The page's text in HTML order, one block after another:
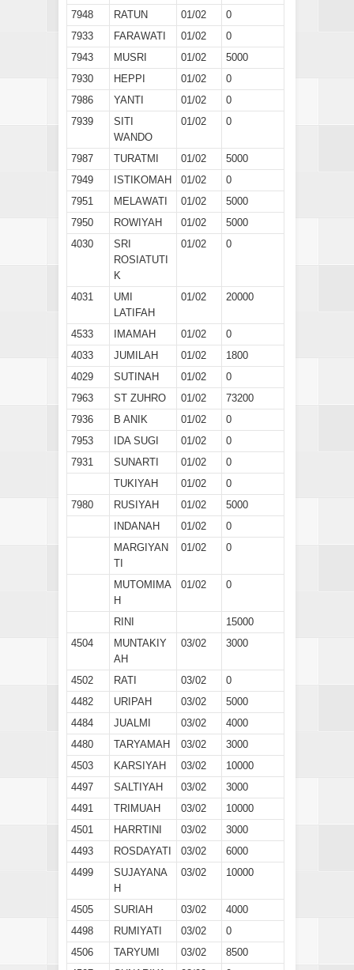
7948
RATUN 01/02
0
7933
FARAWATI 01/02
0
7943
MUSRI 01/02
5000
7930
HEPPI 01/02
0
7986
YANTI 01/02
0
7939
SITI
WANDO
01/02 0
7987 TURATMI 01/02
5000
7949
ISTIKOMAH 01/02
0
7951
MELAWATI 01/02
5000
7950
ROWIYAH 01/02
5000
4030
SRI
ROSIATUTI
K
01/02 0
4031
UMI
LATIFAH
01/02 20000
4533 IMAMAH 01/02
0
4033
JUMILAH 01/02
1800
4029
SUTINAH 01/02
0
7963
ST ZUHRO 01/02
73200
7936
B ANIK 01/02
0
7953
IDA SUGI 01/02
0
7931
SUNARTI 01/02
0
TUKIYAH
01/02
0
7980
RUSIYAH 01/02
5000
INDANAH
01/02
0
MARGIYAN
TI
01/02 0
MUTOMIMA
H
01/02 0
RINI
15000
4504
MUNTAKIY
AH
03/02 3000
4502 RATI 03/02
0
4482
URIPAH 03/02
5000
4484
JUALMI 03/02
4000
4480
TARYAMAH 03/02
3000
4503
KARSIYAH 03/02
10000
4497
SALTIYAH 03/02
3000
4491
TRIMUAH 03/02
10000
4501
HARRTINI 03/02
3000
4493
ROSDAYATI 03/02
6000
4499
SUJAYANA
H
03/02 10000
4505 SURIAH 03/02
4000
4498
RUMIYATI 03/02
0
4506
TARYUMI 03/02
8500